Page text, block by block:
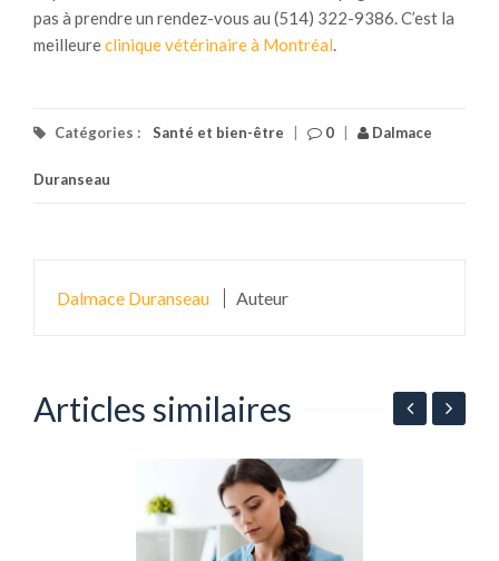
pas à prendre un rendez-vous au (514) 322-9386. C’est la
meilleureclinique vétérinaire à Montréal.
Catégories : Santé et bien-être 0 Dalmace
Duranseau
Dalmace Duranseau Auteur
Articles similaires